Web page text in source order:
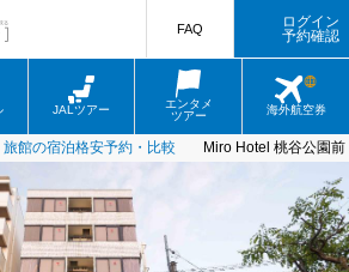
JALツアー
エンタメ
ツアー
海外航空券
FAQ
ログイン
予約確認
旅館の宿泊格安予約・比較 Miro Hotel 桃谷公園前